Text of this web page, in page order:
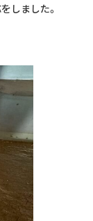
しました。